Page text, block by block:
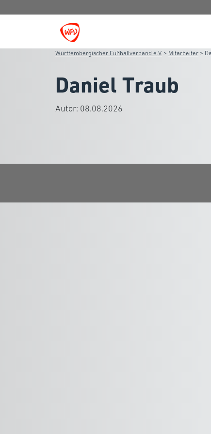
Württembergischer Fußballverband e.V. > Mitarbeiter >
Daniel Traub
Autor: 08.08.2026